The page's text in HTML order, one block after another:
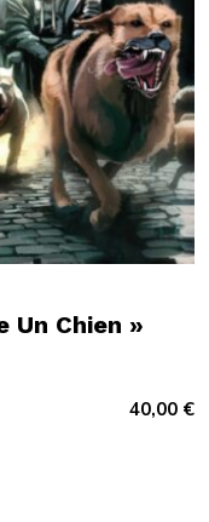
Un Chien »
40,00 €